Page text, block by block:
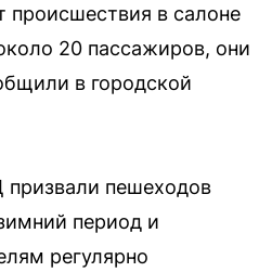
происшествия в салоне
20 пассажиров, они
в городской
пешеходов
период и
регулярно